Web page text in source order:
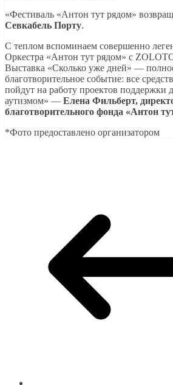
«Фестиваль «Антон тут рядом»
Севкабель Порту.
С теплом вспоминаем совершенно
Оркестра «Антон тут рядом» с
Выставка «Сколько уже дней» —
благотворительное событие: все
пойдут на работу проектов поддержки
аутизмом» — Елена Фильберт,
благотворительного фонда «Антон
*Фото предоставлено организатором